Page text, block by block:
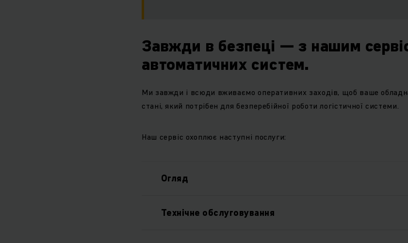
Завжди в безпеці — з нашим
автоматичних систем.
Ми завжди і всюди вживаємо оперативних заходів, щоб ваше
стані, який потрібен для безперебійної роботи логістичної системи.
Наш сервіс охоплює наступні послуги:
Огляд
Технічне обслуговування